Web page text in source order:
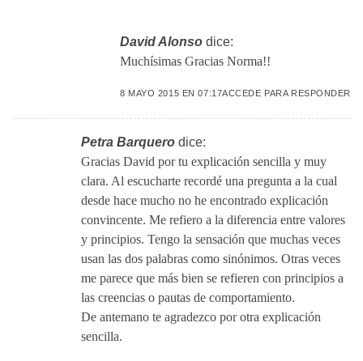
David Alonso dice:
Muchísimas Gracias Norma!!
8 MAYO 2015 EN 07:17ACCEDE PARA RESPONDER
Petra Barquero dice:
Gracias David por tu explicación sencilla y muy
clara. Al escucharte recordé una pregunta a la cual
desde hace mucho no he encontrado explicación
convincente. Me refiero a la diferencia entre valores
y principios. Tengo la sensación que muchas veces
usan las dos palabras como sinónimos. Otras veces
me parece que más bien se refieren con principios a
las creencias o pautas de comportamiento.
De antemano te agradezco por otra explicación
sencilla.